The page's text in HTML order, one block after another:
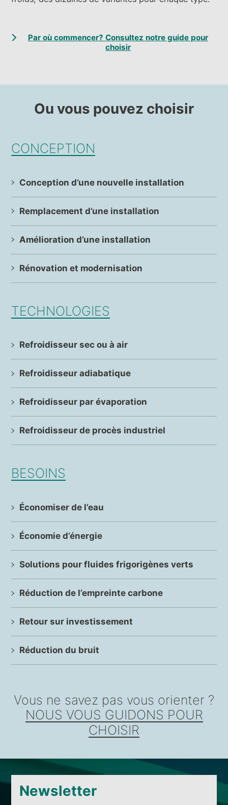
Par où commencer? Consultez notre guide pour
choisir
Ou vous pouvez choisir
CONCEPTION
Conception d’une nouvelle installation
Remplacement d’une installation
Amélioration d’une installation
Rénovation et modernisation
TECHNOLOGIES
Refroidisseur sec ou à air
Refroidisseur adiabatique
Refroidisseur par évaporation
Refroidisseur de procès industriel
BESOINS
Économiser de l’eau
Économie d’énergie
Solutions pour fluides frigorigènes verts
Réduction de l’empreinte carbone
Retour sur investissement
Réduction du bruit
Vous ne savez pas vous orienter ?
NOUS VOUS GUIDONS POUR
CHOISIR
Newsletter